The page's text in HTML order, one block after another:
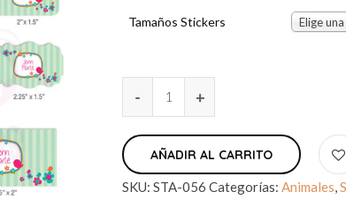
Tamaños Stickers Elige
AÑADIR AL CARRITO
SKU:STA-056 Categorías:Animales,